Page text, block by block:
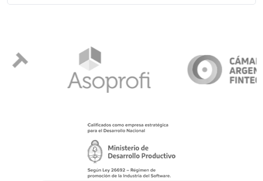
impulsada por la Comunicación «A» 8406 del BCRA
prevista para […]...